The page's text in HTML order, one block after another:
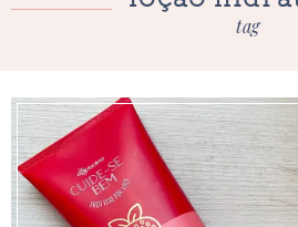
tag